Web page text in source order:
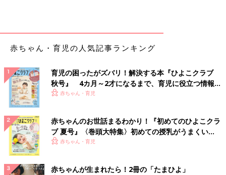
赤ちゃん・育児の人気記事ランキング
育児の困ったがズバリ！解決する本『ひよこクラブ
秋号』 4カ月～2才になるまで、育児に役立つ情報が
いっぱい！
赤ちゃん・育児
赤ちゃんのお世話まるわかり！『初めてのひよこクラ
ブ 夏号』〈巻頭大特集〉初めての授乳がうまくい
く！ おっぱい・ミルクの基本と夏のトラブル 解決テ
赤ちゃん・育児
赤ちゃんが生まれたら！2冊の「たまひよ」